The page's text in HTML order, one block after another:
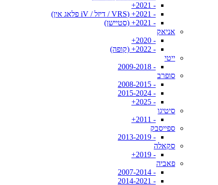
- 2021+
- 2021+ (VRS / דיזל / iV פלאג אין)
- 2021+ (סטיישן)
אניאק
- 2020+
- 2022+ (קופה)
ייטי
- 2009-2018
סופרב
- 2008-2015
- 2015-2024
- 2025+
סיטיגו
- 2011+
ספייסבק
- 2013-2019
סקאלה
- 2019+
פאביה
- 2007-2014
- 2014-2021